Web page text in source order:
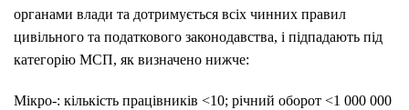
органами влади та дотримується всіх чинних правил
цивільного та податкового законодавства, і підпадають під
категорію МСП, як визначено нижче:
Мікро-: кількість працівників <10; річний оборот <1 000 000